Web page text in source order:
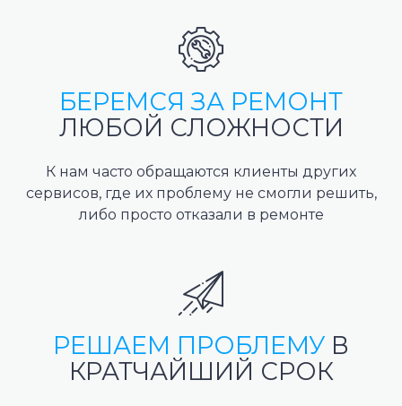
БЕРЕМСЯ ЗА РЕМОНТ
ЛЮБОЙ СЛОЖНОСТИ
К нам часто обращаются клиенты других
сервисов, где их проблему не смогли решить,
либо просто отказали в ремонте
РЕШАЕМ ПРОБЛЕМУ В
КРАТЧАЙШИЙ СРОК